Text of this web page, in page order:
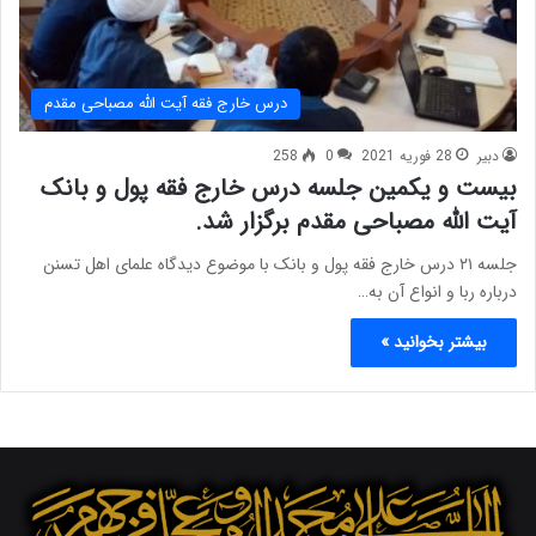
درس خارج فقه آیت الله مصباحی مقدم
دبیر 28 فوریه 2021 0
258
بیست و یکمین جلسه درس خارج فقه پول و بانک
آیت الله مصباحی مقدم برگزار شد.
جلسه ۲۱ درس خارج فقه پول و بانک با موضوع دیدگاه علمای اهل تسنن
درباره ربا و انواع آن به…
بیشتر بخوانید »